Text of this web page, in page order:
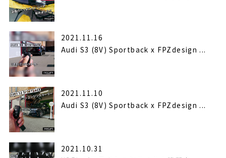
2021.11.16
Audi S3 (8V) Sportback x FPZdesign ...
2021.11.10
Audi S3 (8V) Sportback x FPZdesign ...
2021.10.31